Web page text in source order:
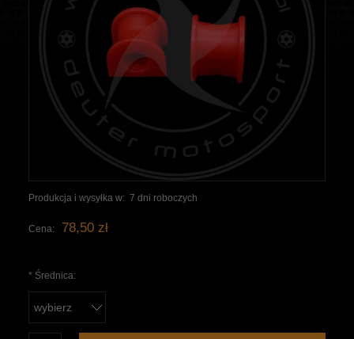
Produkcja i wysyłka w: 7 dni roboczych
Cena: 78,50 zł
* Średnica: